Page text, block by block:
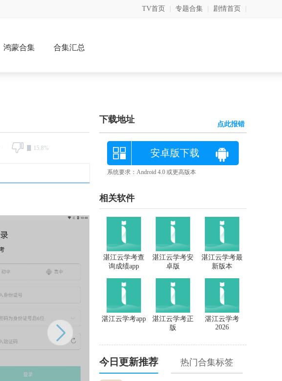
TV首页 专题合集 剧情首页
鸿蒙合集 合集汇总
15.8%
下载地址 点此报错
安卓版下载
系统要求：Android 4.0 或更高版本
相关软件
湛江云学考最
新版本
湛江云学考安
卓版
湛江云学考查
询成绩app
湛江云学考
2026
湛江云学考正
版
湛江云学考app
今日更新推荐 热门合集标签